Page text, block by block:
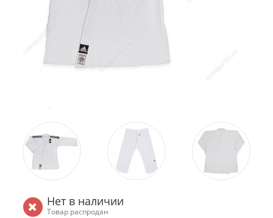
Нет в наличии
Товар распродан